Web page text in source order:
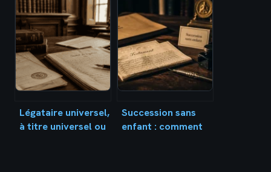
fiscales pour bâtir
votre patrimoine
2,95 % et les 3
conditions pour
accéder à la
banque privée
Légataire universel,
à titre universel ou
Succession sans
enfant : comment